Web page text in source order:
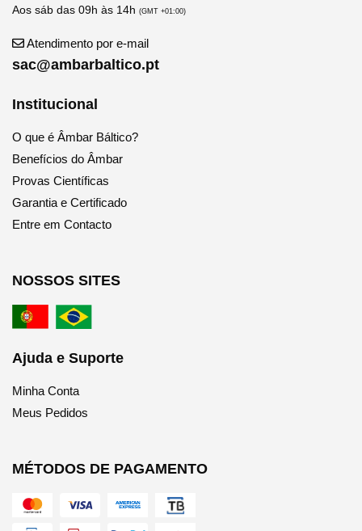
Aos sáb das 09h às 14h (GMT +01:00)
Atendimento por e-mail
sac@ambarbaltico.pt
Institucional
O que é Âmbar Báltico?
Benefícios do Âmbar
Provas Científicas
Garantia e Certificado
Entre em Contacto
NOSSOS SITES
Ajuda e Suporte
Minha Conta
Meus Pedidos
MÉTODOS DE PAGAMENTO